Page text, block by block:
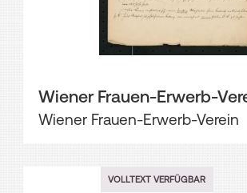
Wiener Frauen-Erwerb-
Wiener Frauen-Erwerb-Verein
VOLLTEXT VERFÜGBAR